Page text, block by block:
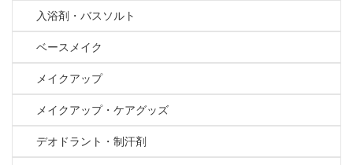
入浴剤・バスソルト
ベースメイク
メイクアップ
メイクアップ・ケアグッズ
デオドラント・制汗剤